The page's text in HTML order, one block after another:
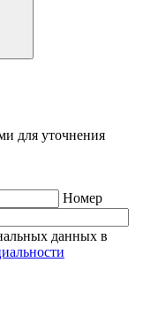
для уточнения
Номер
данных в